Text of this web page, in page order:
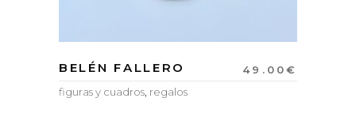
BELÉN FALLERO 49.00€
figuras y cuadros, regalos